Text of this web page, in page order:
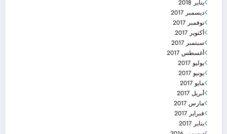
يناير 2018
ديسمبر 2017
نوفمبر 2017
أكتوبر 2017
سبتمبر 2017
أغسطس 2017
يوليو 2017
يونيو 2017
مايو 2017
أبريل 2017
مارس 2017
فبراير 2017
يناير 2017